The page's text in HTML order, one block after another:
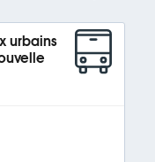
urbains